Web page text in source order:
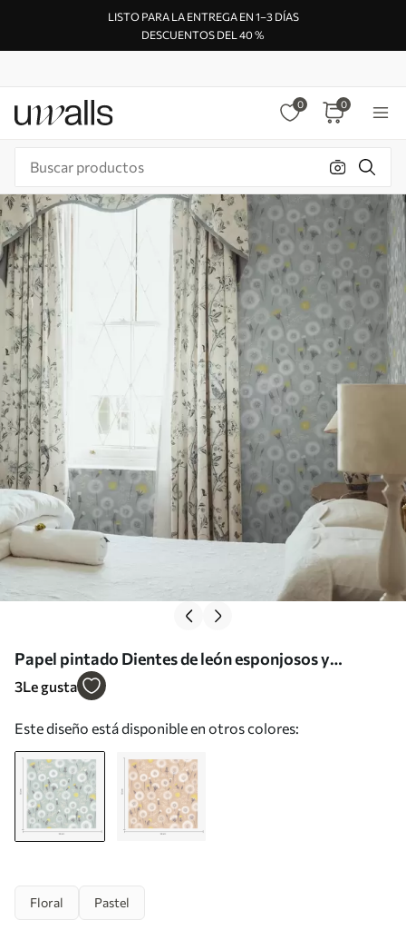
LISTO PARA LA ENTREGA EN 1–3 DÍAS
DESCUENTOS DEL 40 %
0 0
Papel pintado Dientes de león esponjosos y
semillas sobre un fondo de menta Nr. a00790
3Le gusta
Este diseño está disponible en otros colores:
Floral Pastel